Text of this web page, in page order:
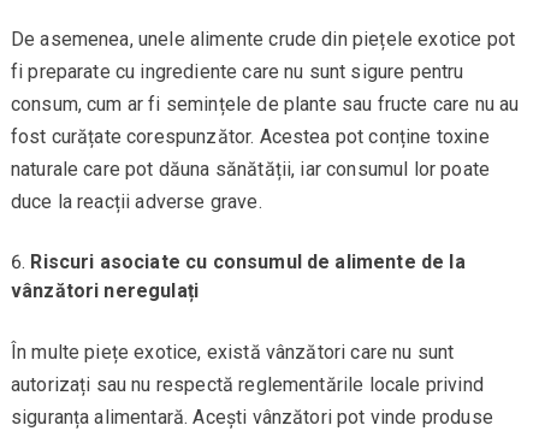
De asemenea, unele alimente crude din piețele exotice pot
fi preparate cu ingrediente care nu sunt sigure pentru
consum, cum ar fi semințele de plante sau fructe care nu au
fost curățate corespunzător. Acestea pot conține toxine
naturale care pot dăuna sănătății, iar consumul lor poate
duce la reacții adverse grave.
Riscuri asociate cu consumul de alimente de la
vânzători neregulați
În multe piețe exotice, există vânzători care nu sunt
autorizați sau nu respectă reglementările locale privind
siguranța alimentară. Acești vânzători pot vinde produse